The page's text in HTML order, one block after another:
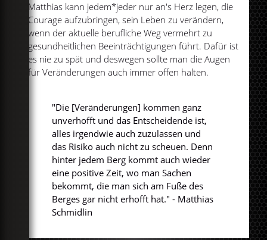
Matthias kann jedem*jeder nur an's Herz legen, die
Courage aufzubringen, sein Leben zu verändern,
wenn der aktuelle berufliche Weg vermehrt zu
gesundheitlichen Beeinträchtigungen führt. Dafür ist
es nie zu spät und deswegen sollte man die Augen
für Veränderungen auch immer offen halten.
"Die [Veränderungen] kommen ganz
unverhofft und das Entscheidende ist,
alles irgendwie auch zuzulassen und
das Risiko auch nicht zu scheuen. Denn
hinter jedem Berg kommt auch wieder
eine positive Zeit, wo man Sachen
bekommt, die man sich am Fuße des
Berges gar nicht erhofft hat." - Matthias
Schmidlin